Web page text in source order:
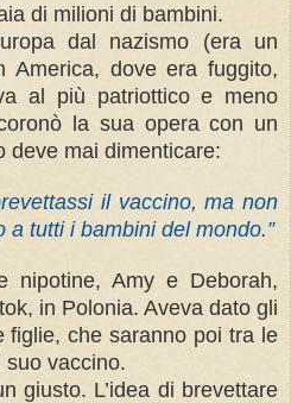
di milioni di bambini.
dal nazismo (era un
America, dove era fuggito,
al più patriottico e meno
la sua opera con un
deve mai dimenticare:
il vaccino, ma non
a tutti i bambini del mondo.”
nipotine, Amy e Deborah,
in Polonia. Aveva dato gli
figlie, che saranno poi tra le
suo vaccino.
giusto. L’idea di brevettare